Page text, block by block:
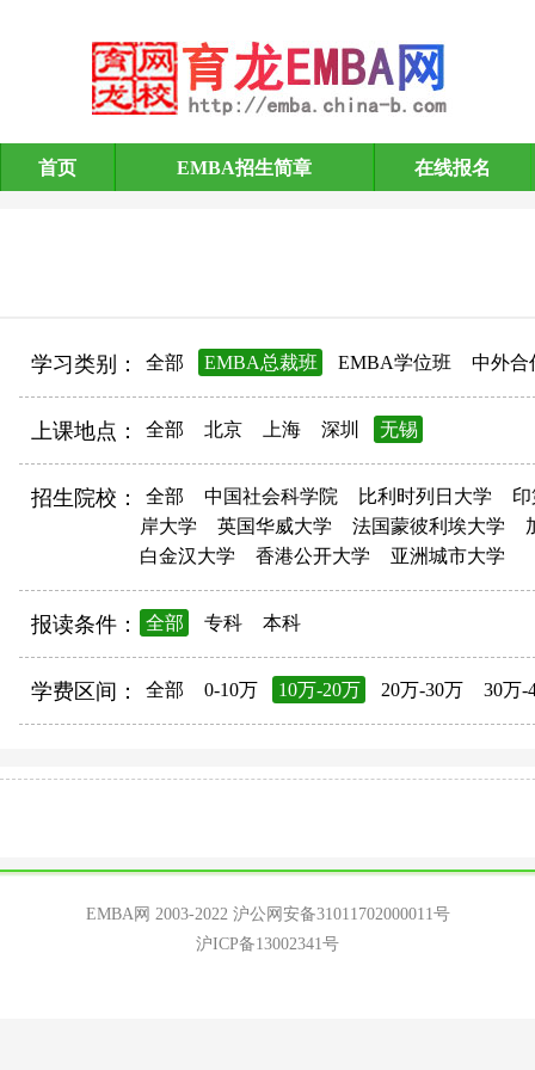
EMBA招生简章
首页 EMBA招生简章 在线报名
学习类别： 全部 EMBA总裁班 EMBA学位班 中外合
上课地点： 全部 北京 上海 深圳 无锡
招生院校： 全部 中国社会科学院 比利时列日大学
岸大学
英国华威大学 法国蒙彼利埃大学
白金汉大学
香港公开大学 亚洲城市大学
报读条件： 全部 专科 本科
学费区间： 全部 0-10万 10万-20万 20万-30万 30万-
EMBA网 2003-2022 沪公网安备31011702000011号
沪ICP备13002341号